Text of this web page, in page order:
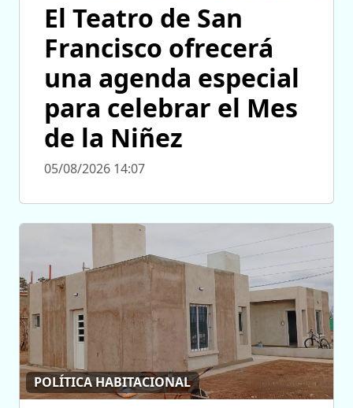
El Teatro de San
Francisco ofrecerá
una agenda especial
para celebrar el Mes
de la Niñez
05/08/2026 14:07
POLÍTICA HABITACIONAL